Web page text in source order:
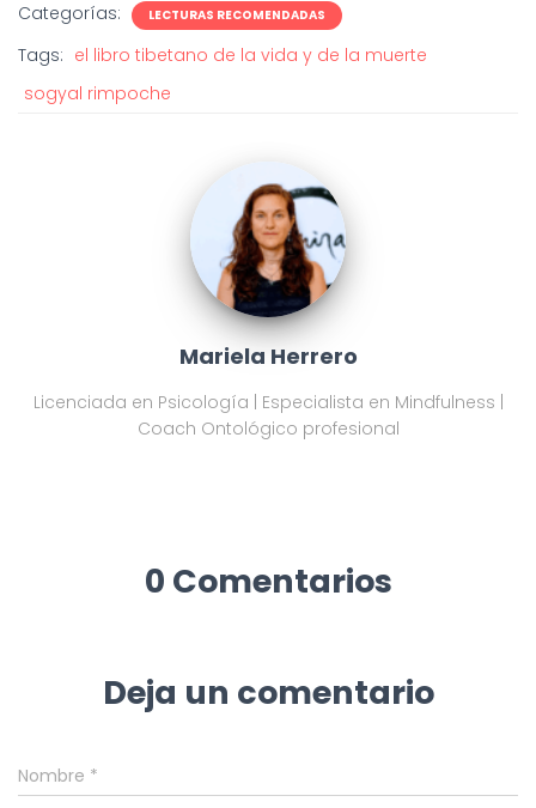
Categorías: LECTURAS RECOMENDADAS
Tags: el libro tibetano de la vida y de la muerte
sogyal rimpoche
Mariela Herrero
Licenciada en Psicología | Especialista en Mindfulness |
Coach Ontológico profesional
0 Comentarios
Deja un comentario
Nombre *